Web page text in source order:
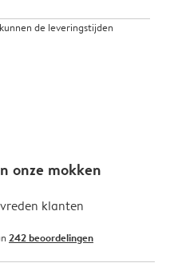
de leveringstijden
onze mokken
klanten
242 beoordelingen